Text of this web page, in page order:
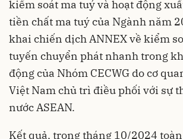
kiểm soát ma tuý và hoạt động
tiền chất ma tuý của Ngành năm
khai chiến dịch ANNEX về kiểm
tuyến chuyển phát nhanh trong
động của Nhóm CECWG do cơ
Việt Nam chủ trì điều phối với sự
nước ASEAN.
Kết quả, trong tháng 10/2024